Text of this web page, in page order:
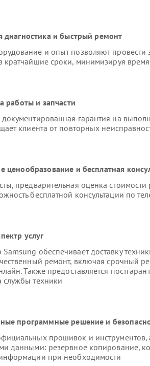
диагностика и быстрый ремонт
и опыт позволяют провести
кратчайшие сроки, минимизируя время
работы и запчасти
документированная гарантия на
клиента от повторных
ценообразование и бесплатная
предварительная оценка стоимости
бесплатной консультации по
услуг
обеспечивает доставку
ремонт, включая срочный
Также предоставляется
службы техники
программные решение и
прошивок и инструментов,
данными: резервное копирование,
при необходимости